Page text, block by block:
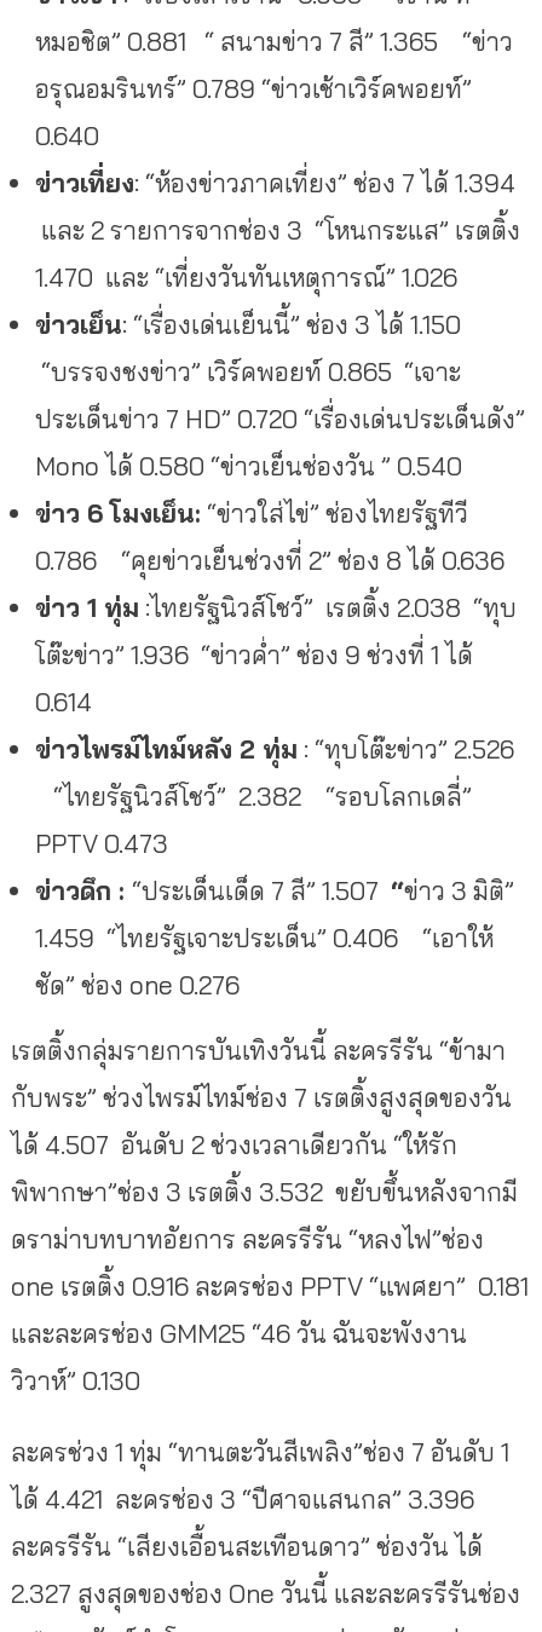
หมอชิต” 0.881 “ สนามข่าว 7 สี” 1.365 “ข่าว
อรุณอมรินทร์” 0.789 “ข่าวเช้าเวิร์คพอยท์”
0.640
ข่าวเที่ยง: “ห้องข่าวภาคเที่ยง” ช่อง 7 ได้ 1.394
และ 2 รายการจากช่อง 3 “โหนกระแส” เรตติ้ง
1.470 และ “เที่ยงวันทันเหตุการณ์” 1.026
ข่าวเย็น: “เรื่องเด่นเย็นนี้” ช่อง 3 ได้ 1.150
“บรรจงชงข่าว” เวิร์คพอยท์ 0.865 “เจาะ
ประเด็นข่าว 7 HD” 0.720 “เรื่องเด่นประเด็นดัง”
Mono ได้ 0.580 “ข่าวเย็นช่องวัน ” 0.540
ข่าว 6 โมงเย็น: “ข่าวใส่ไข่” ช่องไทยรัฐทีวี
0.786 “คุยข่าวเย็นช่วงที่ 2” ช่อง 8 ได้ 0.636
ข่าว 1 ทุ่ม :ไทยรัฐนิวส์โชว์” เรตติ้ง 2.038 “ทุบ
โต๊ะข่าว” 1.936 “ข่าวค่ำ” ช่อง 9 ช่วงที่ 1 ได้
0.614
ข่าวไพรม์ไทม์หลัง 2 ทุ่ม : “ทุบโต๊ะข่าว” 2.526
“ไทยรัฐนิวส์โชว์” 2.382 “รอบโลกเดลี่”
PPTV 0.473
ข่าวดึก : “ประเด็นเด็ด 7 สี” 1.507 “ข่าว 3 มิติ”
1.459 “ไทยรัฐเจาะประเด็น” 0.406 “เอาให้
ชัด” ช่อง one 0.276
เรตติ้งกลุ่มรายการบันเทิงวันนี้ ละครรีรัน “ข้ามา
กับพระ” ช่วงไพรม์ไทม์ช่อง 7 เรตติ้งสูงสุดของวัน
ได้ 4.507 อันดับ 2 ช่วงเวลาเดียวกัน “ให้รัก
พิพากษา”ช่อง 3 เรตติ้ง 3.532 ขยับขึ้นหลังจากมี
ดราม่าบทบาทอัยการ ละครรีรัน “หลงไฟ”ช่อง
one เรตติ้ง 0.916 ละครช่อง PPTV “แพศยา” 0.181
และละครช่อง GMM25 “46 วัน ฉันจะพังงาน
วิวาห์” 0.130
ละครช่วง 1 ทุ่ม “ทานตะวันสีเพลิง”ช่อง 7 อันดับ 1
ได้ 4.421 ละครช่อง 3 “ปีศาจแสนกล” 3.396
ละครรีรัน “เสียงเอื้อนสะเทือนดาว” ช่องวัน ได้
2.327 สูงสุดของช่อง One วันนี้ และละครรีรันช่อง